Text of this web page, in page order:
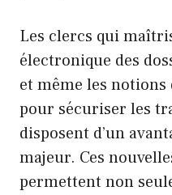
Les clercs qui
électronique des
et même les
pour sécuriser les
disposent d’un
majeur. Ces
permettent non